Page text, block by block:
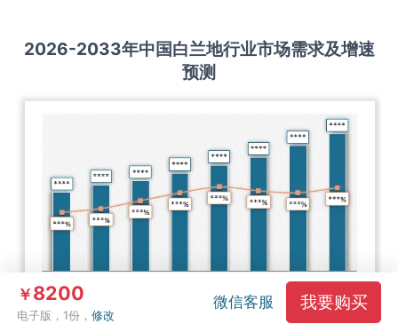
2026-2033年中国白兰地行业市场需求及增速
预测
￥8200
电子版，1份，修改
微信客服 我要购买